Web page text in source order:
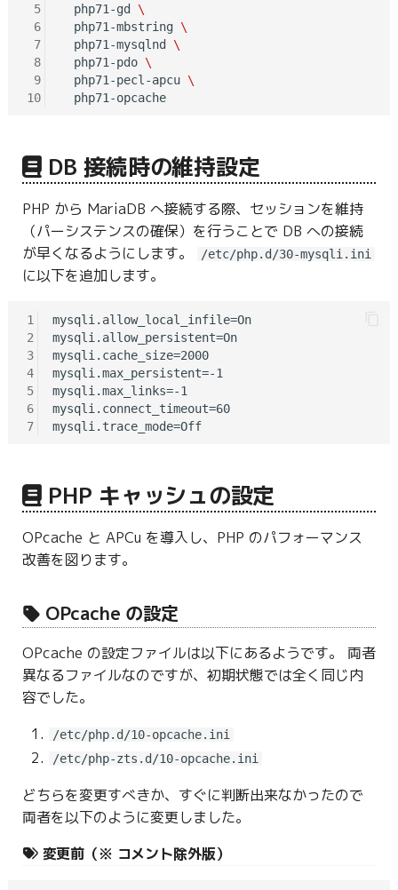
5
6
7
8
9
10
  php71-gd
\
  php71-mbstring
\
  php71-mysqlnd
\
  php71-pdo
\
  php71-pecl-apcu
\
  php71-opcache
DB 接続時の維持設定
PHP から MariaDB へ接続する際、セッションを維持
（パーシステンスの確保）を行うことで DB への接続
が早くなるようにします。
/etc/php.d/30-mysqli.ini
に以下を追加します。
1
2
3
4
5
6
7
mysqli.allow_local_infile=On
mysqli.allow_persistent=On
mysqli.cache_size=2000
mysqli.max_persistent=-1
mysqli.max_links=-1
mysqli.connect_timeout=60
mysqli.trace_mode=Off
PHP キャッシュの設定
OPcache と APCu を導入し、PHP のパフォーマンス
改善を図ります。
OPcache の設定
OPcache の設定ファイルは以下にあるようです。 両者
異なるファイルなのですが、初期状態では全く同じ内
容でした。
/etc/php.d/10-opcache.ini
/etc/php-zts.d/10-opcache.ini
どちらを変更すべきか、すぐに判断出来なかったので
両者を以下のように変更しました。
変更前（※ コメント除外版）